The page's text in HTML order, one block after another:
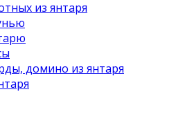
из янтаря
домино из янтаря